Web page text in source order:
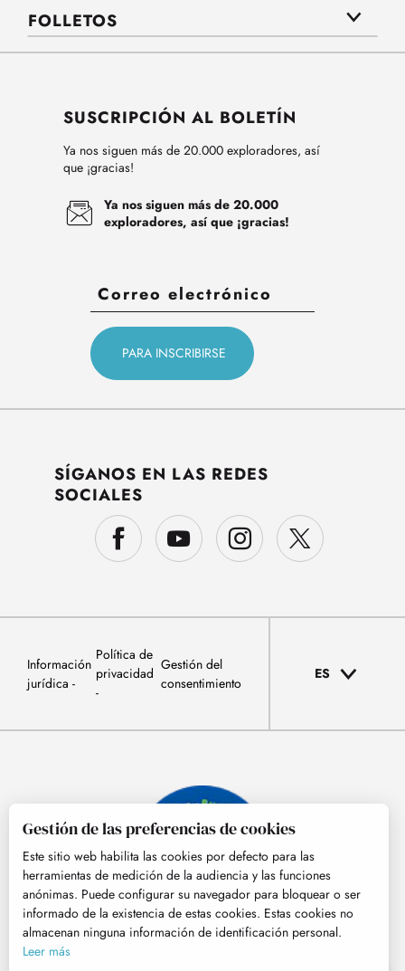
FOLLETOS
SUSCRIPCIÓN AL BOLETÍN
Ya nos siguen más de 20.000 exploradores, así
que ¡gracias!
Ya nos siguen más de 20.000
exploradores, así que ¡gracias!
SÍGANOS EN LAS REDES
SOCIALES
Información
jurídica
Política de
privacidad
Gestión del
consentimiento
ES
© Tourisme Hautes-Pyrénées
Gestión de las preferencias de cookies
Este sitio web habilita las cookies por defecto para las
herramientas de medición de la audiencia y las funciones
anónimas. Puede configurar su navegador para bloquear o ser
informado de la existencia de estas cookies. Estas cookies no
almacenan ninguna información de identificación personal.
Leer más